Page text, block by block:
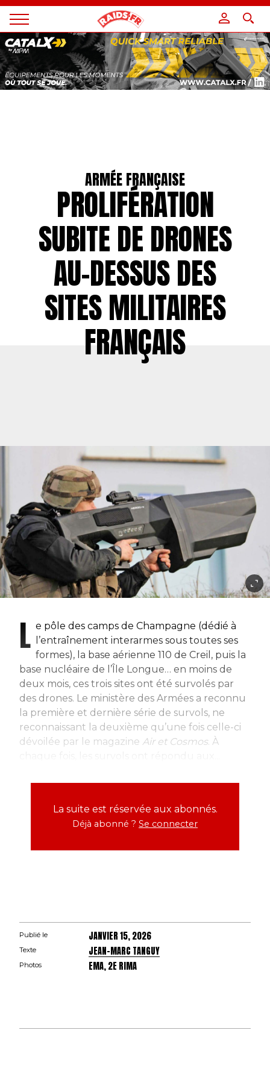
Magazine
Raids
ARMÉE FRANÇAISE
PROLIFÉRATION
SUBITE DE DRONES
AU-DESSUS DES
SITES MILITAIRES
FRANÇAIS
L e pôle des camps de Champagne (dédié à
l’entraînement interarmes sous toutes ses
formes), la base aérienne 110 de Creil, puis la
base nucléaire de l’Île Longue… en moins de
deux mois, ces trois sites ont été survolés par
des drones. Le ministère des Armées a reconnu
la première et dernière série de survols, ne
reconnaissant la deuxième qu’une fois celle-ci
dévoilée par le magazine Air et Cosmos. À
La suite est réservée aux abonnés.
Déjà abonné ? Se connecter
Publié le JANVIER 15, 2026
Texte JEAN-MARC TANGUY
Photos EMA, 2E RIMA
Panneau de gestion des cookies